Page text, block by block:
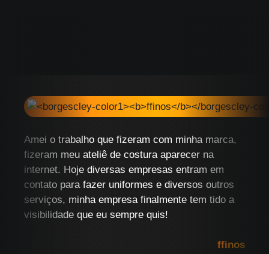
Amei o trabalho que fizeram com minha marca,
fizeram meu ateliê de costura aparecer na
internet. Hoje diversas empresas entram em
contato para fazer uniformes e diversos outros
serviços, minha empresa finalmente tem tido a
visibilidade que eu sempre quis!
ffinos